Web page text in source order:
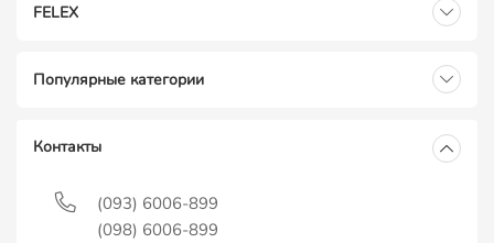
FELEX
Популярные категории
Контакты
(093) 6006-899
(098) 6006-899